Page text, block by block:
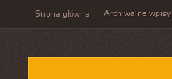
Strona główna Archiwalne wpisy